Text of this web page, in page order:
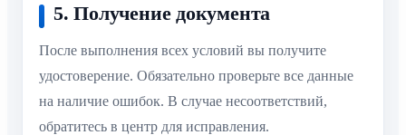
5. Получение документа
После выполнения всех условий вы получите
удостоверение. Обязательно проверьте все данные
на наличие ошибок. В случае несоответствий,
обратитесь в центр для исправления.